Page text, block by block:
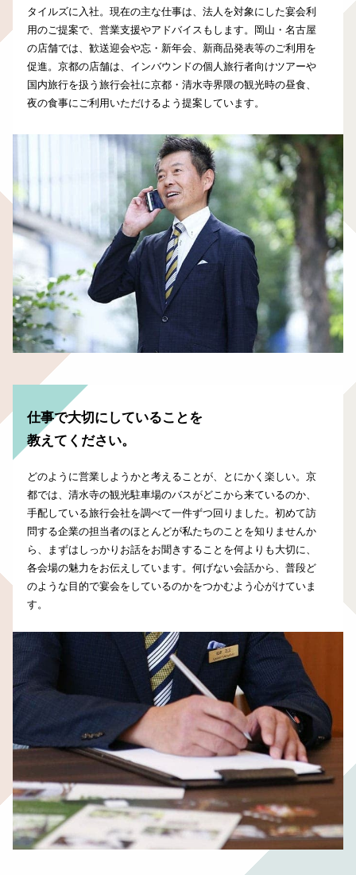
タイルズに入社。現在の主な仕事は、法人を対象にした宴会利
用のご提案で、営業支援やアドバイスもします。岡山・名古屋
の店舗では、歓送迎会や忘・新年会、新商品発表等のご利用を
促進。京都の店舗は、インバウンドの個人旅行者向けツアーや
国内旅行を扱う旅行会社に京都・清水寺界隈の観光時の昼食、
夜の食事にご利用いただけるよう提案しています。
仕事で大切にしていることを
教えてください。
どのように営業しようかと考えることが、とにかく楽しい。京
都では、清水寺の観光駐車場のバスがどこから来ているのか、
手配している旅行会社を調べて一件ずつ回りました。初めて訪
問する企業の担当者のほとんどが私たちのことを知りませんか
ら、まずはしっかりお話をお聞きすることを何よりも大切に、
各会場の魅力をお伝えしています。何げない会話から、普段ど
のような目的で宴会をしているのかをつかむよう心がけていま
す。